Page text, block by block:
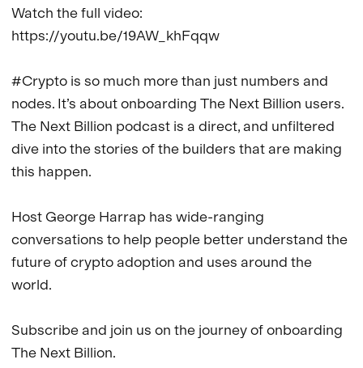
Watch the full video:
https://youtu.be/19AW_khFqqw
#Crypto is so much more than just numbers and
nodes. It’s about onboarding The Next Billion users.
The Next Billion podcast is a direct, and unfiltered
dive into the stories of the builders that are making
this happen.
Host George Harrap has wide-ranging
conversations to help people better understand the
future of crypto adoption and uses around the
world.
Subscribe and join us on the journey of onboarding
The Next Billion.